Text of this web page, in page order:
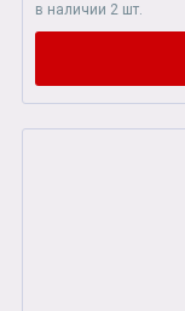
в наличии 2 шт.